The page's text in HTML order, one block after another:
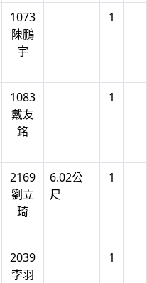
1073
陳鵬
宇
1
1083
戴友
銘
1
2169
劉立
琦
6.02公
尺
1
2039
李羽
1